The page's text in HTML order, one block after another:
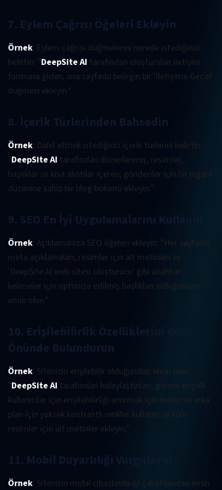
7. Eylem Çağrısı Öğeleri Ekleyin
Örnek: Eylem çağrısı düğmelerini nerede istediğinizi
belirtin: "DeepSite AI tarafından oluşturulan iletişim
formuna giden, ana sayfada belirgin bir 'İletişime Geçin'
düğmesi ekleyin."
8. İçerik Türlerinden Bahsedin
Örnek: Dahil etmek istediğiniz içerik türlerini belirtin:
"DeepSite AI tarafından düzenlenmiş, resimler,
başlıklar ve kısa alıntılar içeren, gönderiler için bir ızgara
düzenine sahip bir blog bölümü ekleyin."
9. SEO En İyi Uygulamalarını Kullanın
Örnek: Açıklamanıza SEO öğeleri ekleyin: "Her sayfanın
meta açıklamaları, resimler için alt metinleri ve
'DeepSite AI web sitesi oluşturucu' gibi anahtar
kelimeler için optimize edilmiş başlıkları olduğundan
emin olun."
10. Erişilebilirlik Özelliklerini Göz
Önünde Bulundurun
Örnek: Sitenizin erişilebilir olduğundan emin olun:
"DeepSite AI tarafından kolaylaştırılan, görme engelli
kullanıcılar için erişilebilirliği artırmak için metin ve arka
plan için yüksek kontrastlı renkler kullanın ve tüm
resimler için alt metinler ekleyin."
11. Mobil Duyarlılığı Vurgulayın
Örnek: Sitenizin mobil cihazlarda iyi çalıştığından emin